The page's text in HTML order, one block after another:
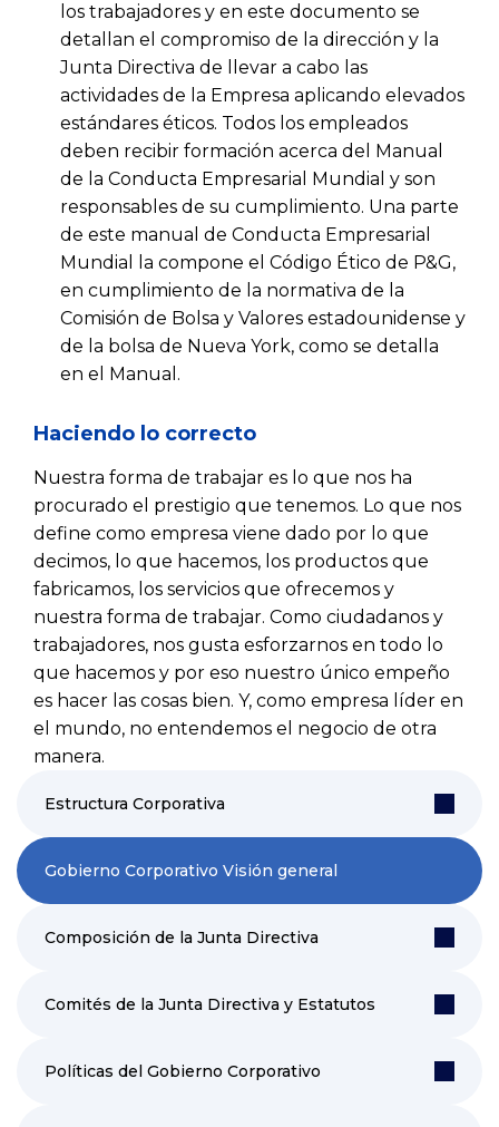
los trabajadores y en este documento se
detallan el compromiso de la dirección y la
Junta Directiva de llevar a cabo las
actividades de la Empresa aplicando elevados
estándares éticos. Todos los empleados
deben recibir formación acerca del Manual
de la Conducta Empresarial Mundial y son
responsables de su cumplimiento. Una parte
de este manual de Conducta Empresarial
Mundial la compone el Código Ético de P&G,
en cumplimiento de la normativa de la
Comisión de Bolsa y Valores estadounidense y
de la bolsa de Nueva York, como se detalla
en el Manual.
Haciendo lo correcto
Nuestra forma de trabajar es lo que nos ha
procurado el prestigio que tenemos. Lo que nos
define como empresa viene dado por lo que
decimos, lo que hacemos, los productos que
fabricamos, los servicios que ofrecemos y
nuestra forma de trabajar. Como ciudadanos y
trabajadores, nos gusta esforzarnos en todo lo
que hacemos y por eso nuestro único empeño
es hacer las cosas bien. Y, como empresa líder en
el mundo, no entendemos el negocio de otra
manera.
Estructura Corporativa
Gobierno Corporativo Visión general
Composición de la Junta Directiva
Comités de la Junta Directiva y Estatutos
Políticas del Gobierno Corporativo